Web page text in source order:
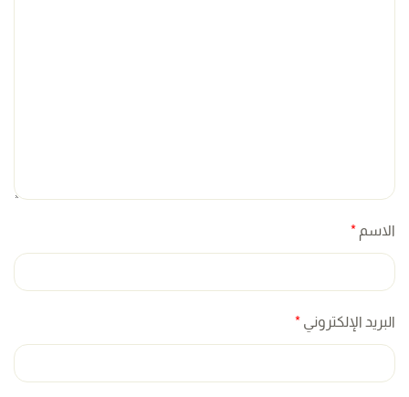
الاسم *
البريد الإلكتروني *